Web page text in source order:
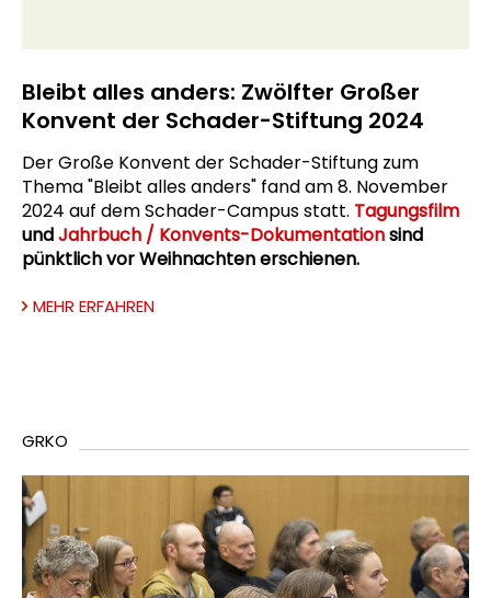
Bleibt alles anders: Zwölfter Großer
Konvent der Schader-Stiftung 2024
Der Große Konvent der Schader-Stiftung zum
Thema "Bleibt alles anders" fand am 8. November
2024 auf dem Schader-Campus statt. Tagungsfilm
undJahrbuch / Konvents-Dokumentationsind
pünktlich vor Weihnachten erschienen.
MEHR ERFAHREN
GRKO